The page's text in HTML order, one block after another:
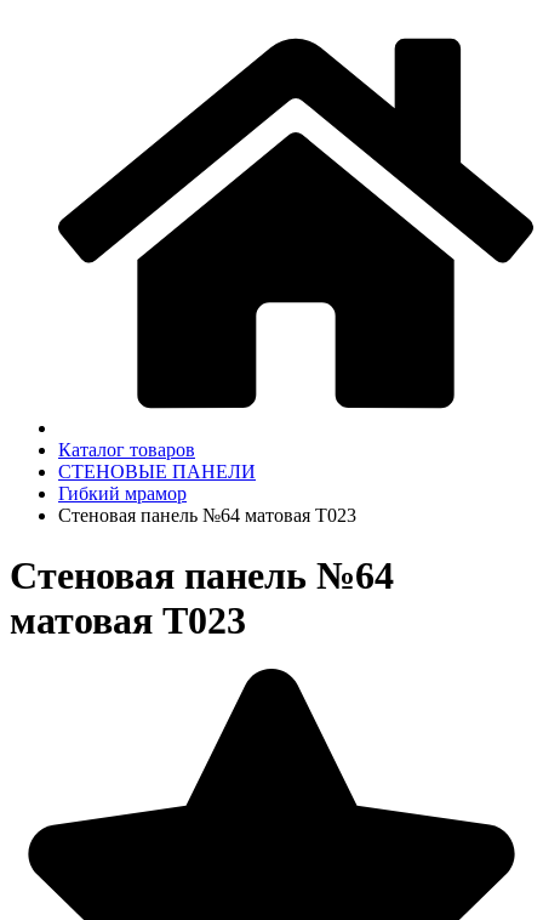
Каталог товаров
СТЕНОВЫЕ ПАНЕЛИ
Гибкий мрамор
Стеновая панель №64 матовая Т023
Стеновая панель №64
матовая Т023